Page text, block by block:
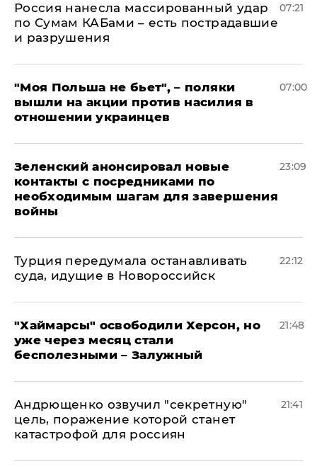
Россия нанесла массированный удар
по Сумам КАБами – есть пострадавшие
и разрушения
07:21
"Моя Польша не бьет", – поляки
вышли на акции против насилия в
отношении украинцев
07:00
Зеленский анонсировал новые
контакты с посредниками по
необходимым шагам для завершения
войны
23:09
Турция передумала останавливать
суда, идущие в Новороссийск
22:12
"Хаймарсы" освободили Херсон, но
уже через месяц стали
бесполезными – Залужный
21:48
Андрющенко озвучил "секретную"
цель, поражение которой станет
катастрофой для россиян
21:41